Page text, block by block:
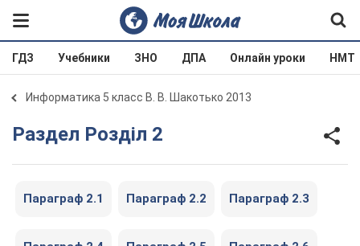
ГДЗ Учебники ЗНО ДПА Онлайн уроки НМТ
Информатика 5 класс В. В. Шакотько 2013
Раздел Розділ 2
Параграф 2.1 Параграф 2.2 Параграф 2.3